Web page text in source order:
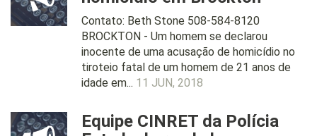
Contato: Beth Stone 508-584-8120
BROCKTON - Um homem se declarou
inocente de uma acusação de homicídio no
tiroteio fatal de um homem de 21 anos de
idade em... 11 JUN, 2018
Equipe CINRET da Polícia